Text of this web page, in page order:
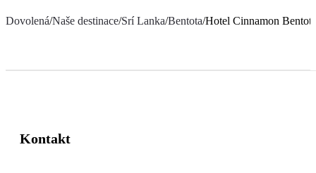
Dovolená/Naše destinace/Srí Lanka/Bentota/Hotel Cinnamon
Kontakt